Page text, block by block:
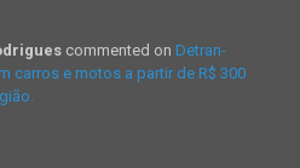
commented on Detran-
carros e motos a partir de R$ 300